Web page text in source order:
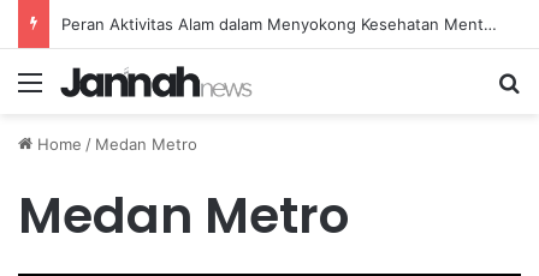
Peran Aktivitas Alam dalam Menyokong Kesehatan Mental dan Menenangkan Pikiran di Masa Sulit
Menu
Home / Medan Metro
Medan Metro